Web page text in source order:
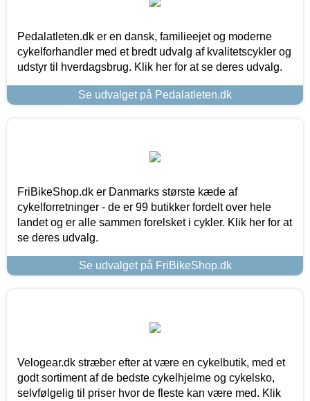
Pedalatleten.dk er en dansk, familieejet og moderne
cykelforhandler med et bredt udvalg af kvalitetscykler og
udstyr til hverdagsbrug. Klik her for at se deres udvalg.
Se udvalget på Pedalatleten.dk
FriBikeShop.dk er Danmarks største kæde af
cykelforretninger - de er 99 butikker fordelt over hele
landet og er alle sammen forelsket i cykler. Klik her for at
se deres udvalg.
Se udvalget på FriBikeShop.dk
Velogear.dk stræber efter at være en cykelbutik, med et
godt sortiment af de bedste cykelhjelme og cykelsko,
selvfølgelig til priser hvor de fleste kan være med. Klik